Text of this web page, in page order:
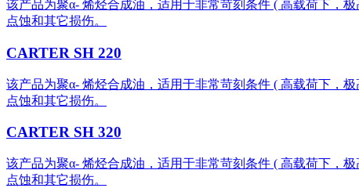
该产品为聚α- 烯烃合成油，适用于非常苛刻条件 ( 高载荷下，
点蚀和其它损伤。
CARTER SH 220
该产品为聚α- 烯烃合成油，适用于非常苛刻条件 ( 高载荷下，
点蚀和其它损伤。
CARTER SH 320
该产品为聚α- 烯烃合成油，适用于非常苛刻条件 ( 高载荷下，
点蚀和其它损伤。